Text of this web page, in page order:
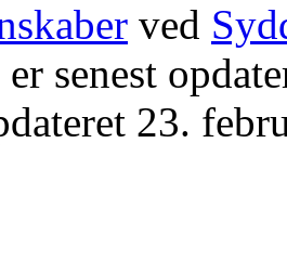
ved
senest
23.